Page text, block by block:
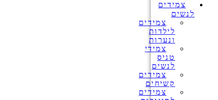
צמידים
לנשים
צמידים
לילדות
ונערות
צמידי
טניס
לנשים
צמידים
קשיחים
צמידים